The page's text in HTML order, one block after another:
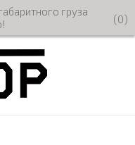
груза
(0)